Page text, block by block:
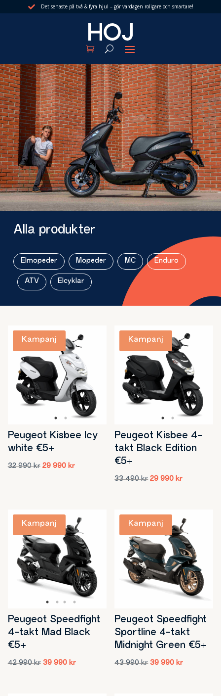
 Det senaste på två & fyra hjul – gör vardagen roligare och smartare!
Alla produkter
Elmopeder Mopeder MC Enduro
ATV Elcyklar
Peugeot Kisbee Icy
white €5+
32 990kr Det
29 990 krDet
29
990 kr.
Peugeot Kisbee 4-
takt Black Edition
€5+
33 490kr Det
490 kr.
29 990krDet
är:
29
990 kr.
Peugeot Speedfight
4-takt Mad Black
€5+
42 990kr Det
39 990 krDet
Peugeot Speedfight
Sportline 4-takt
Midnight Green €5+
43 990kr Det
39 990 krDet